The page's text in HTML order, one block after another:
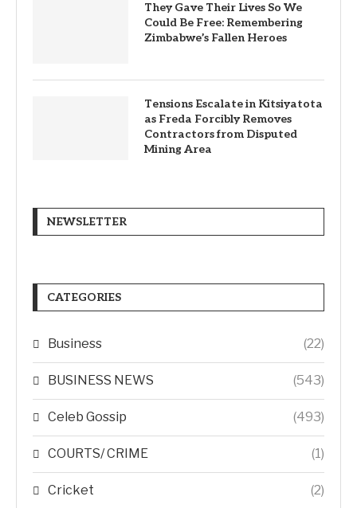
They Gave Their Lives So We
Could Be Free: Remembering
Zimbabwe’s Fallen Heroes
Tensions Escalate in Kitsiyatota
as Freda Forcibly Removes
Contractors from Disputed
Mining Area
NEWSLETTER
CATEGORIES
Business (22)
BUSINESS NEWS (543)
Celeb Gossip (493)
COURTS/ CRIME (1)
Cricket (2)